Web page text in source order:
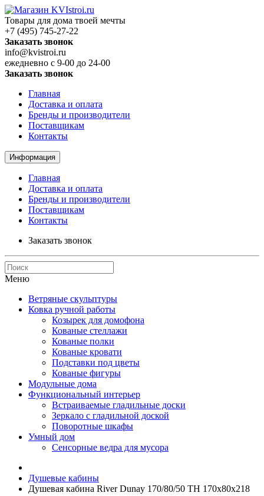
Товары для дома твоей мечты
+7 (495) 745-27-22
Заказать звонок
info@kvistroi.ru
ежедневно с 9-00 до 24-00
Заказать звонок
Главная
Доставка и оплата
Бренды и производители
Поставщикам
Контакты
Информация
Главная
Доставка и оплата
Бренды и производители
Поставщикам
Контакты
Заказать звонок
Меню
Ветряные скульптуры
Ковка ручной работы
Козырек для домофона
Кованые стеллажи
Кованые полки
Кованые кровати
Подставки под цветы
Кованые фигуры
Модульные дома
Функциональный интерьер
Встраиваемые гладильные доски
Зеркало с гладильной доской
Поворотные шкафы
Умный дом
Сенсорные ведра для мусора
Душевые кабины
Душевая кабина River Dunay 170/80/50 ТН 170х80х218